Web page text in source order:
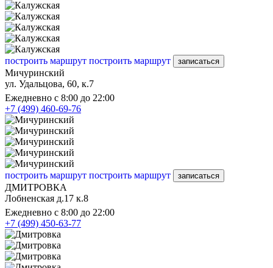
построить маршрут построить маршрут записаться
Мичуринский
ул. Удальцова, 60, к.7
Ежедневно с 8:00 до 22:00
+7 (499) 460-69-76
построить маршрут построить маршрут записаться
ДМИТРОВКА
Лобненская д.17 к.8
Ежедневно с 8:00 до 22:00
+7 (499) 450-63-77